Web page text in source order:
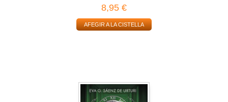
8,95 €
AFEGIR A LA CISTELLA